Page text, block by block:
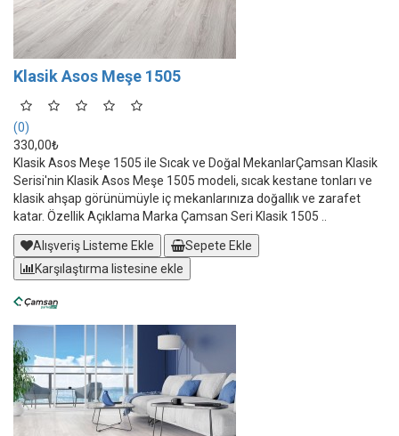
Klasik Asos Meşe 1505
(0)
330,00₺
Klasik Asos Meşe 1505 ile Sıcak ve Doğal MekanlarÇamsan Klasik
Serisi'nin Klasik Asos Meşe 1505 modeli, sıcak kestane tonları ve
klasik ahşap görünümüyle iç mekanlarınıza doğallık ve zarafet
katar. Özellik Açıklama Marka Çamsan Seri Klasik 1505 ..
Alışveriş Listeme Ekle
Sepete Ekle
Karşılaştırma listesine ekle